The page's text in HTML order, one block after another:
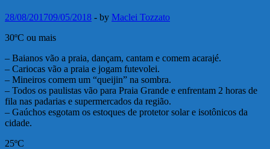
28/08/201709/05/2018 - by Maclei Tozzato
30ºC ou mais
– Baianos vão a praia, dançam, cantam e comem acarajé.
– Cariocas vão a praia e jogam futevolei.
– Mineiros comem um “queijin” na sombra.
– Todos os paulistas vão para Praia Grande e enfrentam 2 horas de
fila nas padarias e supermercados da região.
– Gaúchos esgotam os estoques de protetor solar e isotônicos da
cidade.
25ºC